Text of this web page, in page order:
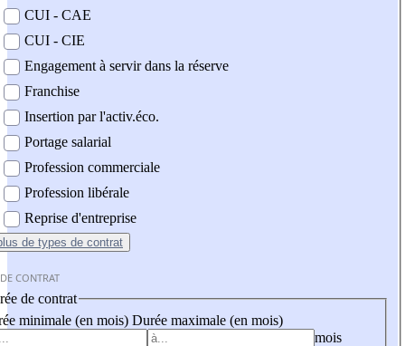
CUI - CAE
CUI - CIE
Engagement à servir dans la réserve
Franchise
Insertion par l'activ.éco.
Portage salarial
Profession commerciale
Profession libérale
Reprise d'entreprise
de types de contrat
CONTRAT
de contrat
minimale (en mois) Durée maximale (en mois)
mois